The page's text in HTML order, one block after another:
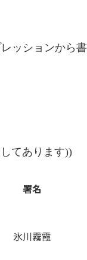
ッションから書
てあります))
署名
氷川霧霞